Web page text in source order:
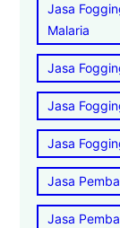
Jasa
Malaria
Jasa
Jasa
Jasa
Jasa
Jasa